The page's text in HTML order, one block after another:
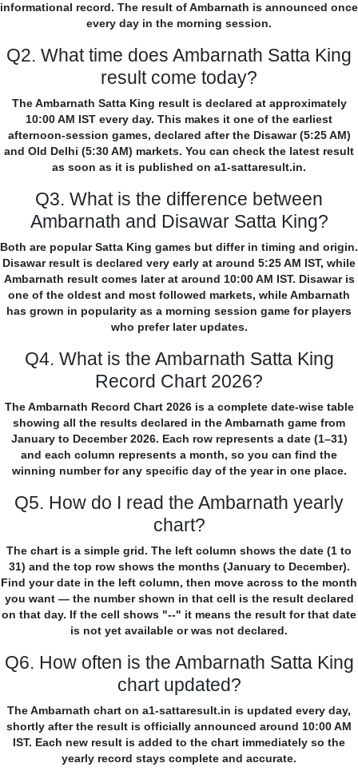
informational record. The result of Ambarnath is announced once
every day in the morning session.
Q2. What time does Ambarnath Satta King
result come today?
The Ambarnath Satta King result is declared at approximately
10:00 AM IST every day. This makes it one of the earliest
afternoon-session games, declared after the Disawar (5:25 AM)
and Old Delhi (5:30 AM) markets. You can check the latest result
as soon as it is published on a1-sattaresult.in.
Q3. What is the difference between
Ambarnath and Disawar Satta King?
Both are popular Satta King games but differ in timing and origin.
Disawar result is declared very early at around 5:25 AM IST, while
Ambarnath result comes later at around 10:00 AM IST. Disawar is
one of the oldest and most followed markets, while Ambarnath
has grown in popularity as a morning session game for players
who prefer later updates.
Q4. What is the Ambarnath Satta King
Record Chart 2026?
The Ambarnath Record Chart 2026 is a complete date-wise table
showing all the results declared in the Ambarnath game from
January to December 2026. Each row represents a date (1–31)
and each column represents a month, so you can find the
winning number for any specific day of the year in one place.
Q5. How do I read the Ambarnath yearly
chart?
The chart is a simple grid. The left column shows the date (1 to
31) and the top row shows the months (January to December).
Find your date in the left column, then move across to the month
you want — the number shown in that cell is the result declared
on that day. If the cell shows "--" it means the result for that date
is not yet available or was not declared.
Q6. How often is the Ambarnath Satta King
chart updated?
The Ambarnath chart on a1-sattaresult.in is updated every day,
shortly after the result is officially announced around 10:00 AM
IST. Each new result is added to the chart immediately so the
yearly record stays complete and accurate.